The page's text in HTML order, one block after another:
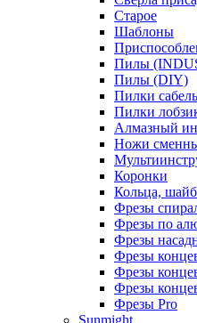
Старое
Шаблоны
Пилы
Пилы (DIY)
Пилки
Пилки
Алмазный
Ножи
Коронки
Кольца,
Фрезы
Фрезы по
Фрезы
Фрезы
Фрезы
Фрезы
Фрезы Pro
Sunmight